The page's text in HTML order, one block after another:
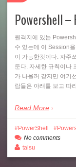
Powershell
원격지에 있는
수 있는데 이 Session
이 가능한것이다. 자주
둔다. 자세한 규칙이나
가 나올꺼 같지만 여기
람들은 아래를 보고 따
Read More
PowerShell
No comments
talsu